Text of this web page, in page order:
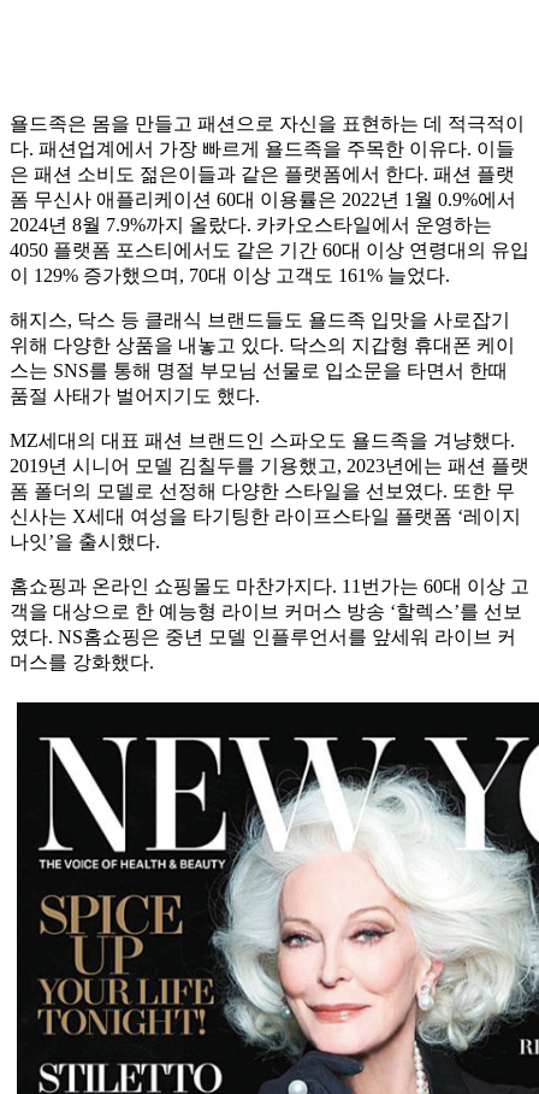
욜드족은 몸을 만들고 패션으로 자신을 표현하는 데 적극적이
다. 패션업계에서 가장 빠르게 욜드족을 주목한 이유다. 이들
은 패션 소비도 젊은이들과 같은 플랫폼에서 한다. 패션 플랫
폼 무신사 애플리케이션 60대 이용률은 2022년 1월 0.9%에서
2024년 8월 7.9%까지 올랐다. 카카오스타일에서 운영하는
4050 플랫폼 포스티에서도 같은 기간 60대 이상 연령대의 유입
이 129% 증가했으며, 70대 이상 고객도 161% 늘었다.
해지스, 닥스 등 클래식 브랜드들도 욜드족 입맛을 사로잡기
위해 다양한 상품을 내놓고 있다. 닥스의 지갑형 휴대폰 케이
스는 SNS를 통해 명절 부모님 선물로 입소문을 타면서 한때
품절 사태가 벌어지기도 했다.
MZ세대의 대표 패션 브랜드인 스파오도 욜드족을 겨냥했다.
2019년 시니어 모델 김칠두를 기용했고, 2023년에는 패션 플랫
폼 폴더의 모델로 선정해 다양한 스타일을 선보였다. 또한 무
신사는 X세대 여성을 타기팅한 라이프스타일 플랫폼 ‘레이지
나잇’을 출시했다.
홈쇼핑과 온라인 쇼핑몰도 마찬가지다. 11번가는 60대 이상 고
객을 대상으로 한 예능형 라이브 커머스 방송 ‘할렉스’를 선보
였다. NS홈쇼핑은 중년 모델 인플루언서를 앞세워 라이브 커
머스를 강화했다.